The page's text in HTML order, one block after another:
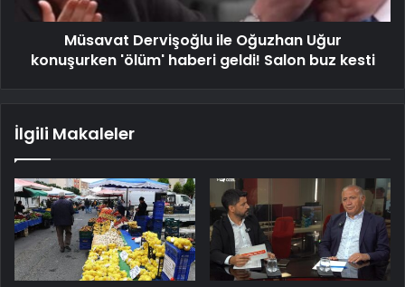
Müsavat Dervişoğlu ile Oğuzhan Uğur
konuşurken 'ölüm' haberi geldi! Salon buz kesti
İlgili Makaleler